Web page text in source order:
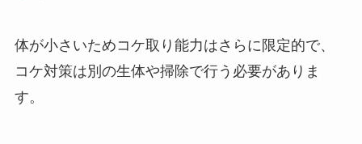
体が小さいためコケ取り能力はさらに限定的で、
コケ対策は別の生体や掃除で行う必要がありま
す。